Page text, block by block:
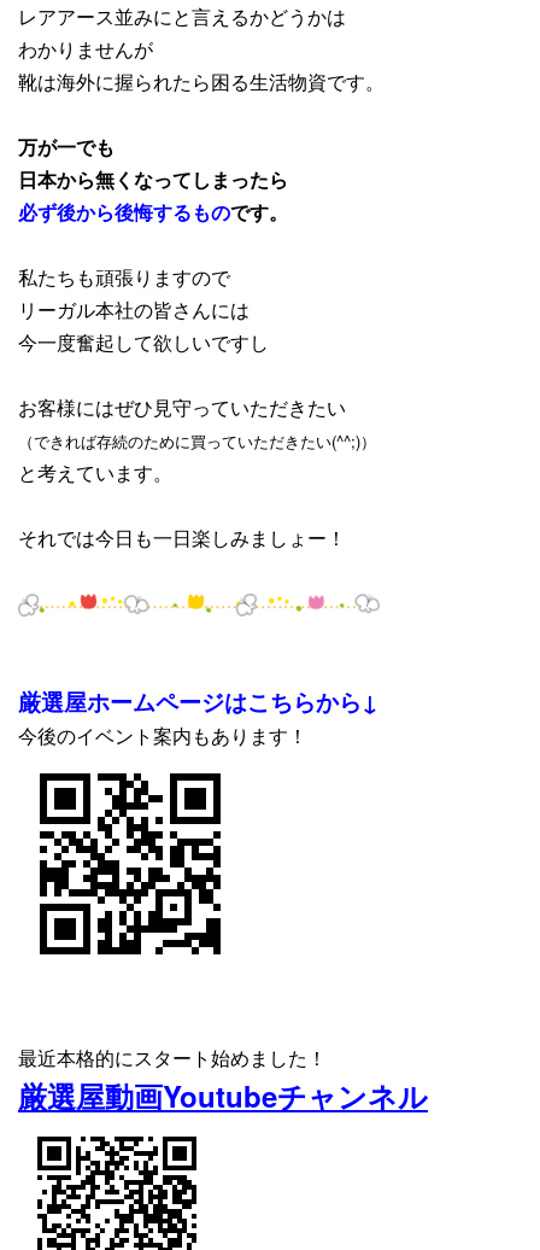
レアアース並みにと言えるかどうかは
わかりませんが
靴は海外に握られたら困る生活物資です。
万が一でも
日本から無くなってしまったら
必ず後から後悔するものです。
私たちも頑張りますので
リーガル本社の皆さんには
今一度奮起して欲しいですし
お客様にはぜひ見守っていただきたい
（できれば存続のために買っていただきたい(^^;)）
と考えています。
それでは今日も一日楽しみましょー！
厳選屋ホームページはこちらから↓
今後のイベント案内もあります！
最近本格的にスタート始めました！
厳選屋動画Youtubeチャンネル